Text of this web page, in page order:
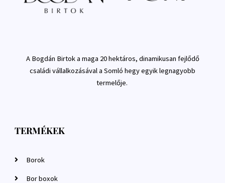
A Bogdán Birtok a maga 20 hektáros, dinamikusan fejlődő
családi vállalkozásával a Somló hegy egyik legnagyobb
termelője.
TERMÉKEK
Borok
Bor boxok